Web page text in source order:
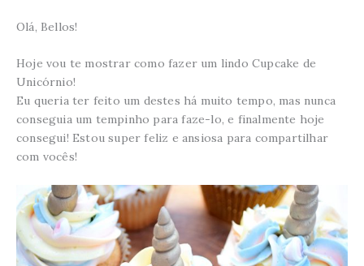
Olá, Bellos!
Hoje vou te mostrar como fazer um lindo Cupcake de
Unicórnio!
Eu queria ter feito um destes há muito tempo, mas nunca
conseguia um tempinho para faze-lo, e finalmente hoje
consegui! Estou super feliz e ansiosa para compartilhar
com vocês!